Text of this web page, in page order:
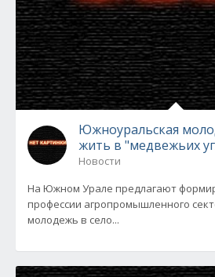
Южноуральская
жить в "медвежьих
Новости
На Южном Урале предлагают
профессии агропромышленного
молодежь в село...